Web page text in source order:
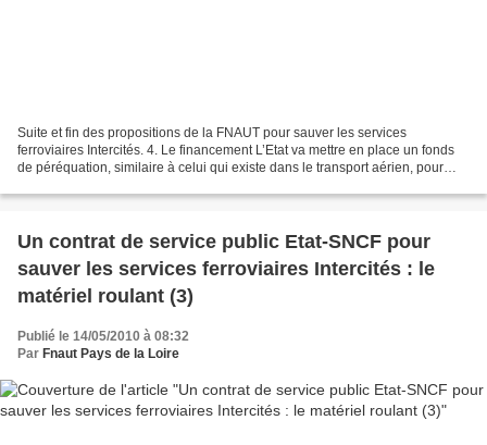
Suite et fin des propositions de la FNAUT pour sauver les services
ferroviaires Intercités. 4. Le financement L’Etat va mettre en place un fonds
de péréquation, similaire à celui qui existe dans le transport aérien, pour
Un contrat de service public Etat-SNCF pour
sauver les services ferroviaires Intercités : le
matériel roulant (3)
Publié le 14/05/2010 à 08:32
Par Fnaut Pays de la Loire